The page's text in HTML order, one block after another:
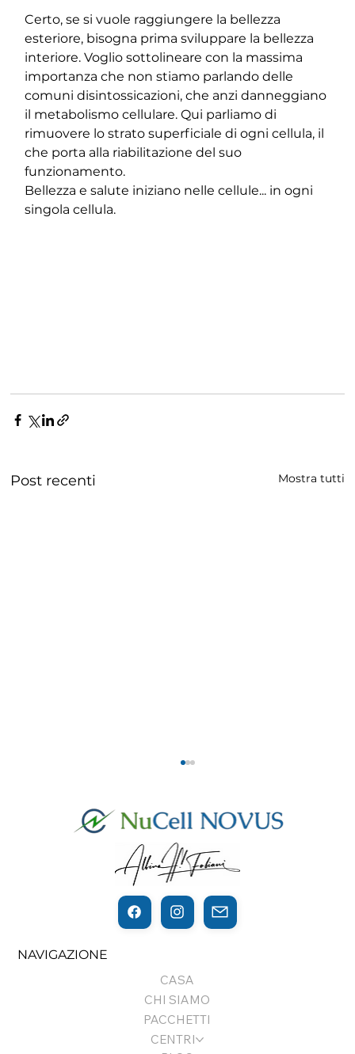
Certo, se si vuole raggiungere la bellezza
esteriore, bisogna prima sviluppare la bellezza
interiore. Voglio sottolineare con la massima
importanza che non stiamo parlando delle
comuni disintossicazioni, che anzi danneggiano
il metabolismo cellulare. Qui parliamo di
rimuovere lo strato superficiale di ogni cellula, il
che porta alla riabilitazione del suo
funzionamento.
Bellezza e salute iniziano nelle cellule... in ogni
singola cellula.
Post recenti Mostra tutti
QUANDO LA FISICA SUPERA LA
BIOLOGIA... E LE DOMANDE SI
VOLGONO AL FUTURO...
NAVIGAZIONE
CASA
CHI SIAMO
PACCHETTI
CENTRI